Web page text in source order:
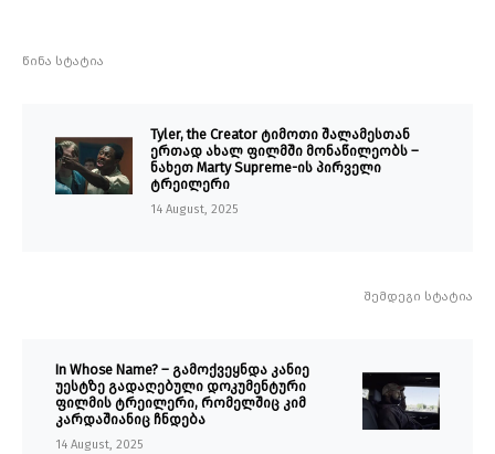
წინა სტატია
Tyler, the Creator ტიმოთი შალამესთან
ერთად ახალ ფილმში მონაწილეობს –
ნახეთ Marty Supreme-ის პირველი
ტრეილერი
14 August, 2025
შემდეგი სტატია
In Whose Name? – გამოქვეყნდა კანიე
უესტზე გადაღებული დოკუმენტური
ფილმის ტრეილერი, რომელშიც კიმ
კარდაშიანიც ჩნდება
14 August, 2025